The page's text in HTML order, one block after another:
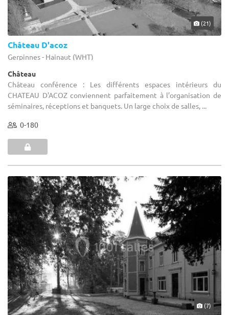
(21)
Château D'acoz
Gerpinnes - Hainaut (WHT)
Château
Château conférence : Les différents espaces intérieurs du
CHATEAU D'ACOZ conviennent parfaitement à l’organisation de
séminaires, réceptions et banquets. Un large choix de salles, ...
0-180
(7)